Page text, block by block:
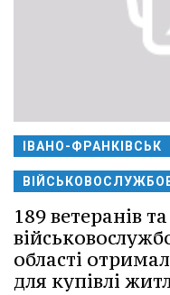
ІВАНО-ФРАНКІВСЬК
189 ветеранів
області
для купівлі